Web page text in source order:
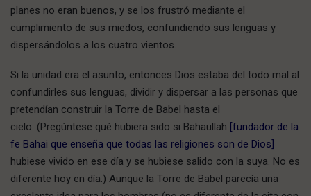
planes no eran buenos, y se los frustró mediante el
cumplimiento de sus miedos, confundiendo sus lenguas y
dispersándolos a los cuatro vientos.
Si la unidad era el asunto, entonces Dios estaba del todo mal al
confundirles sus lenguas, dividir y dispersar a las personas que
pretendían construir la Torre de Babel hasta el
cielo. (Pregúntese qué hubiera sido si Bahaullah [fundador de la
fe Bahai que enseña que todas las religiones son de Dios]
hubiese vivido en ese día y se hubiese salido con la suya. No es
diferente hoy en día.) Aunque la Torre de Babel parecía una